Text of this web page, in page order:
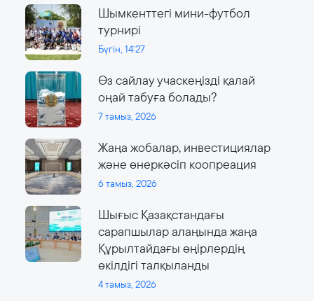
Шымкенттегі мини-футбол
турнирі
Бүгін, 14:27
Өз сайлау учаскеңізді қалай
оңай табуға болады?
7 тамыз, 2026
Жаңа жобалар, инвестициялар
және өнеркәсіп коопреация
6 тамыз, 2026
Шығыс Қазақстандағы
сарапшылар алаңында жаңа
Құрылтайдағы өңірлердің
өкілдігі талқыланды
4 тамыз, 2026